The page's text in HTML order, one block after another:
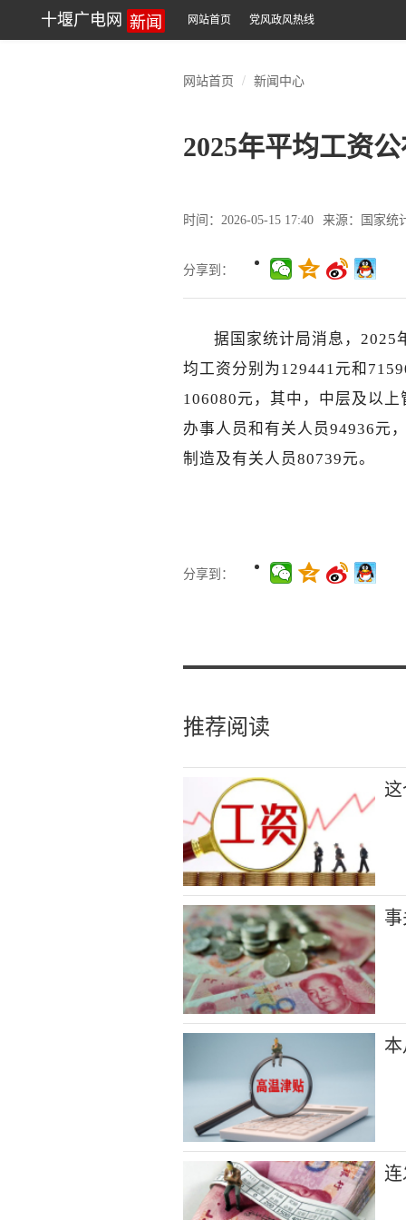
十堰广电网 新闻 网站首页 党风政风热线
网站首页 新闻中心
2025年平均工资
时间：2026-05-15 17:40 来源：国家统
分享到：
据国家统计局消息，2025
均工资分别为129441元和
106080元，其中，中层及以
办事人员和有关人员94936元
制造及有关人员80739元。
分享到：
推荐阅读